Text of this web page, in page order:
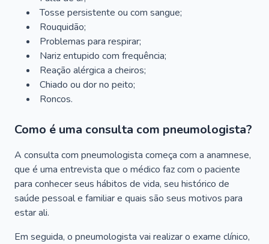
Tosse persistente ou com sangue;
Rouquidão;
Problemas para respirar;
Nariz entupido com frequência;
Reação alérgica a cheiros;
Chiado ou dor no peito;
Roncos.
Como é uma consulta com pneumologista?
A consulta com pneumologista começa com a anamnese,
que é uma entrevista que o médico faz com o paciente
para conhecer seus hábitos de vida, seu histórico de
saúde pessoal e familiar e quais são seus motivos para
estar ali.
Em seguida, o pneumologista vai realizar o exame clínico,